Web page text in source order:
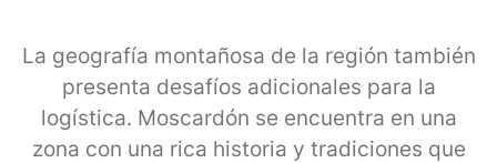
La geografía montañosa de la región también
presenta desafíos adicionales para la
logística. Moscardón se encuentra en una
zona con una rica historia y tradiciones que